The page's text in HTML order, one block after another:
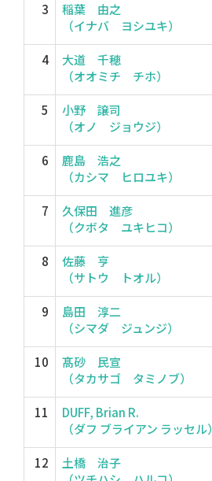
3
稲葉 由之
（イナバ ヨシユキ）
4
大道 千穂
（オオミチ チホ）
5
小野 譲司
（オノ ジョウジ）
6
鹿島 浩之
（カシマ ヒロユキ）
7
久保田 進彦
（クボタ ユキヒコ）
8
佐藤 亨
（サトウ トオル）
9
島田 淳二
（シマダ ジュンジ）
10
髙砂 民宣
（タカサゴ タミノブ）
11
DUFF, Brian R.
（ダフ ブライアン ラッセル）
12
土橋 治子